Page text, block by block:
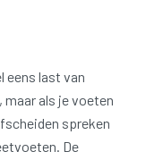
eens last van
als je voeten
spreken
De